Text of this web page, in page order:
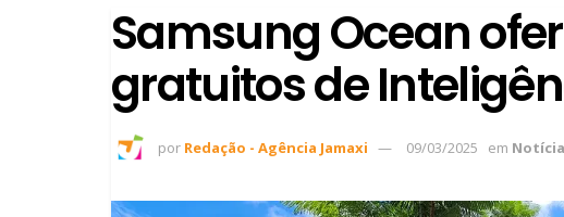
Samsung Ocean
gratuitos de
por Redação - Agência Jamaxi 09/03/2025 em